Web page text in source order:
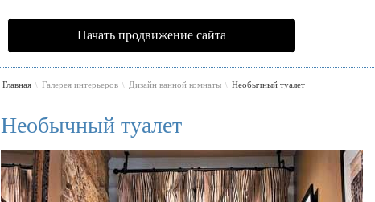
Начать продвижение сайта
Главная \ Галерея интерьеров \ Дизайн ванной комнаты \ Необычный туалет
Необычный туалет